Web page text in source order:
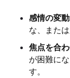
感情の変動
な、また
焦点を合
が困難に
す。